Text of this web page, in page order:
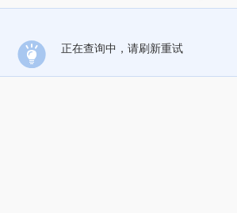
正在查询中，请刷新重试